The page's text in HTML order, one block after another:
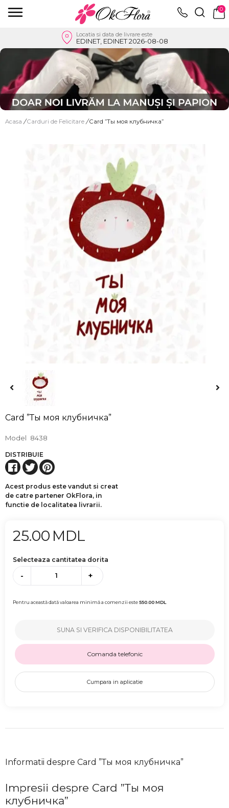
0
Locatia si data de livrare este
EDINET, EDINET 2026-08-08
Acasa / Carduri de Felicitare / Card ”Ты моя клубничка”
Card ”Ты моя клубничка”
Model 8438
DISTRIBUIE
Acest produs este vandut si creat
de catre partener OkFlora, in
functie de localitatea livrarii.
25.00 MDL
Selecteaza cantitatea dorita
- +
Pentru această dată valoarea minimă a comenzii este550.00MDL
SUNA SI VERIFICA DISPONIBILITATEA
Comanda telefonic
Cumpara in aplicatie
Informatii despre Card ”Ты моя клубничка”
Impresii despre Card ”Ты моя
клубничка”